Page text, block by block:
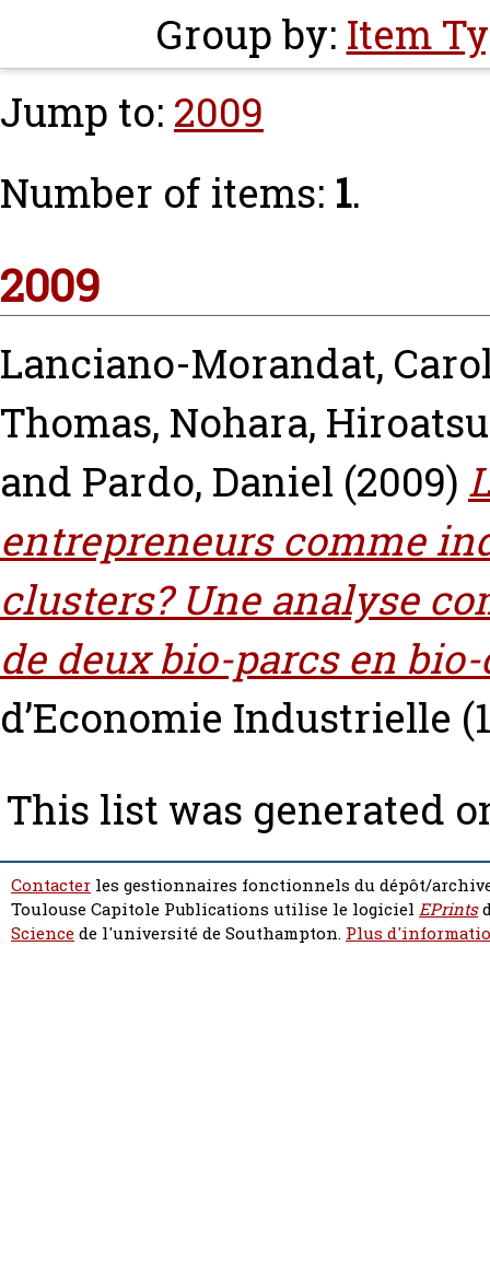
Group by: Item
Jump to: 2009
Number of items: 1.
2009
Lanciano-Morandat,
Thomas, Nohara, Hiroatsu
and Pardo, Daniel (2009)
entrepreneurs comme
clusters? Une analyse
de deux bio-parcs en
d’Economie Industrielle
This list was generated
Contacter les gestionnaires fonctionnels du dépôt/
Toulouse Capitole Publications utilise le logiciel EPrints
Sciencede l'université de Southampton. Plus